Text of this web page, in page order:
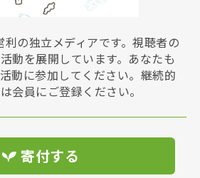
の独立メディアです。視聴者の
動を展開しています。あなたも
動に参加してください。継続的
会員にご登録ください。
寄付する